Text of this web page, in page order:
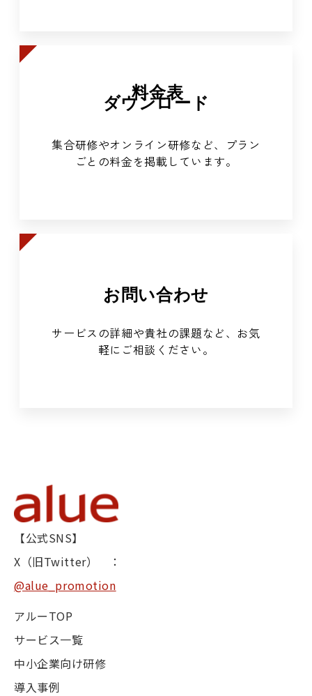
料金表
ダウンロード
集合研修やオンライン研修など、プラン
ごとの料金を掲載しています。
お問い合わせ
サービスの詳細や貴社の課題など、お気
軽にご相談ください。
【公式SNS】
X（旧Twitter） ：
@alue_promotion
アルーTOP
サービス一覧
中小企業向け研修
導入事例